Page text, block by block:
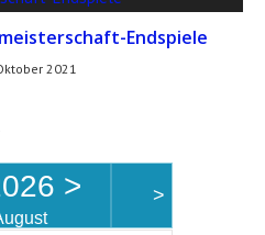
Endspiele
2021
> >